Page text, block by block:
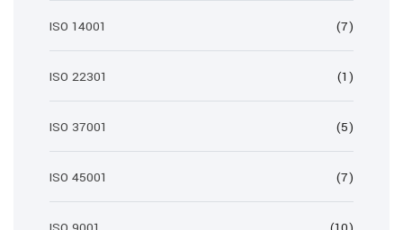
ISO 14001 (7)
ISO 22301 (1)
ISO 37001 (5)
ISO 45001 (7)